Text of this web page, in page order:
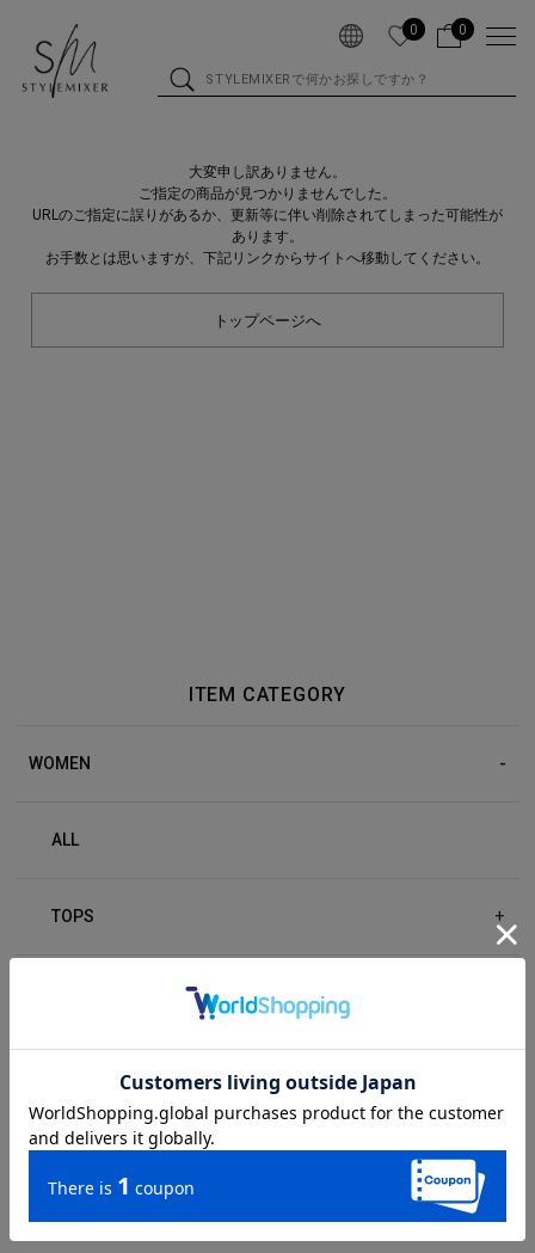
0 0
大変申し訳ありません。
ご指定の商品が見つかりませんでした。
URLのご指定に誤りがあるか、更新等に伴い削除されてしまった可能性が
あります。
お手数とは思いますが、下記リンクからサイトへ移動してください。
トップページへ
ITEM CATEGORY
WOMEN
ALL
TOPS +
DRESS/ONE-PIECE
ACCESSORIES +